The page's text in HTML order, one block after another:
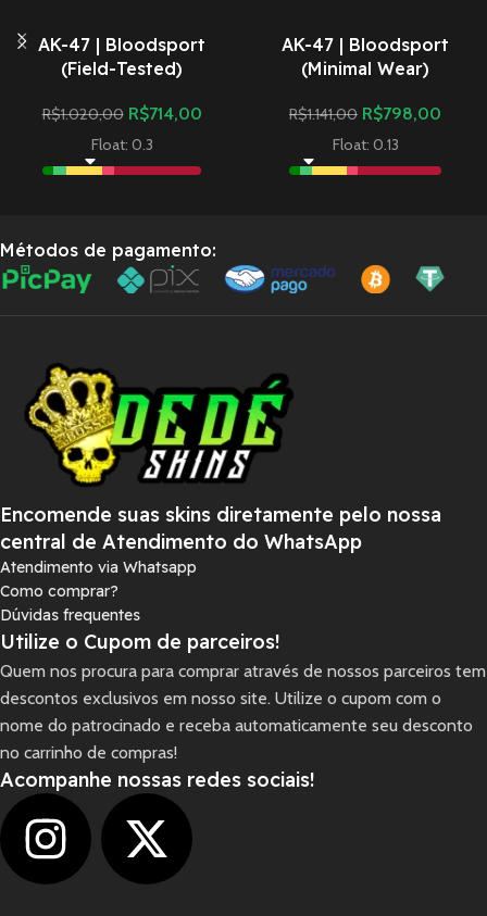
AK-47 | Bloodsport
(Field-Tested)
R$1.020,00 R$714,00
Float: 0.3
AK-47 | Bloodsport
(Minimal Wear)
R$1.141,00 R$798,00
Float: 0.13
Métodos de pagamento:
Encomende suas skins diretamente pelo nossa
central de Atendimento do WhatsApp
Atendimento via Whatsapp
Como comprar?
Dúvidas frequentes
Utilize o Cupom de parceiros!
Quem nos procura para comprar através de nossos parceiros tem
descontos exclusivos em nosso site. Utilize o cupom com o
nome do patrocinado e receba automaticamente seu desconto
no carrinho de compras!
Acompanhe nossas redes sociais!